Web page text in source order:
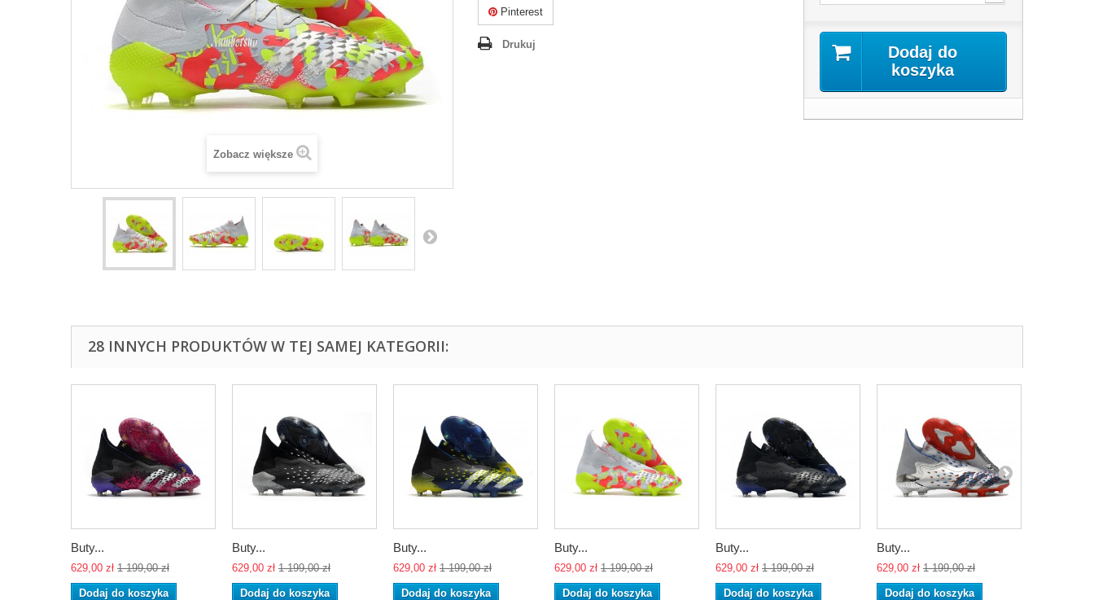
Zobacz większe
Pinterest
Drukuj
Dodaj do
koszyka
28 INNYCH PRODUKTÓW W TEJ SAMEJ KATEGORII:
Buty...
629,00 zł 1 199,00 zł
Dodaj do koszyka
Buty...
629,00 zł 1 199,00 zł
Dodaj do koszyka
Buty...
629,00 zł 1 199,00 zł
Dodaj do koszyka
Buty...
629,00 zł 1 199,00 zł
Dodaj do koszyka
Buty...
629,00 zł 1 199,00 zł
Dodaj do koszyka
Buty...
629,00 zł 1 199,00 zł
Dodaj do koszyka